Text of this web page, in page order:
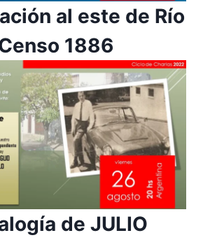
al este de Río
1886
de JULIO